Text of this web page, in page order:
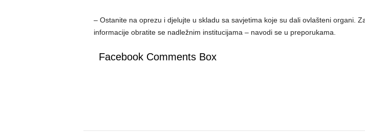
– Ostanite na oprezu i djelujte u skladu sa savjetima koje su dali ovlašteni organi.
informacije obratite se nadležnim institucijama – navodi se u preporukama.
Facebook Comments Box